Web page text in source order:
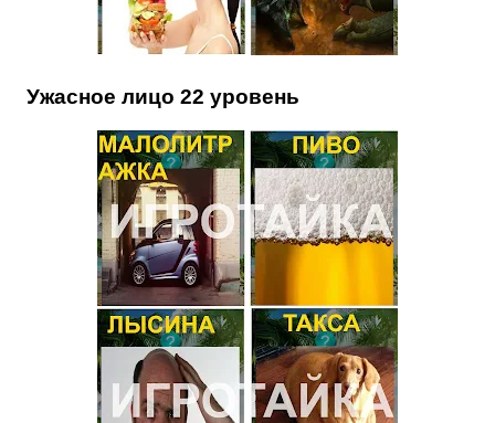
Ужасное лицо 22 уровень